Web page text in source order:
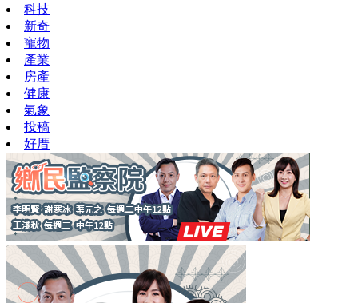
科技
新奇
寵物
產業
房產
健康
氣象
投稿
好厝